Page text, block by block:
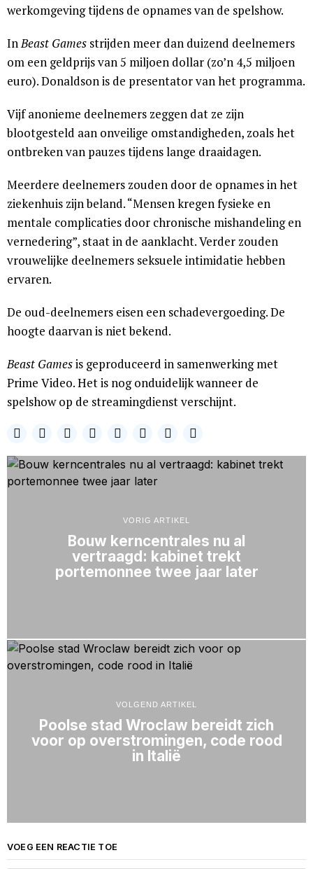
werkomgeving tijdens de opnames van de spelshow.
InBeast Games strijden meer dan duizend deelnemers
om een geldprijs van 5 miljoen dollar (zo’n 4,5 miljoen
euro). Donaldson is de presentator van het programma.
Vijf anonieme deelnemers zeggen dat ze zijn
blootgesteld aan onveilige omstandigheden, zoals het
ontbreken van pauzes tijdens lange draaidagen.
Meerdere deelnemers zouden door de opnames in het
ziekenhuis zijn beland. “Mensen kregen fysieke en
mentale complicaties door chronische mishandeling en
vernedering”, staat in de aanklacht. Verder zouden
vrouwelijke deelnemers seksuele intimidatie hebben
ervaren.
De oud-deelnemers eisen een schadevergoeding. De
hoogte daarvan is niet bekend.
Beast Gamesis geproduceerd in samenwerking met
Prime Video. Het is nog onduidelijk wanneer de
spelshow op de streamingdienst verschijnt.
VORIG ARTIKEL
Bouw kerncentrales nu al
vertraagd: kabinet trekt
portemonnee twee jaar later
VOLGEND ARTIKEL
Poolse stad Wroclaw bereidt zich
voor op overstromingen, code rood
in Italië
VOEG EEN REACTIE TOE